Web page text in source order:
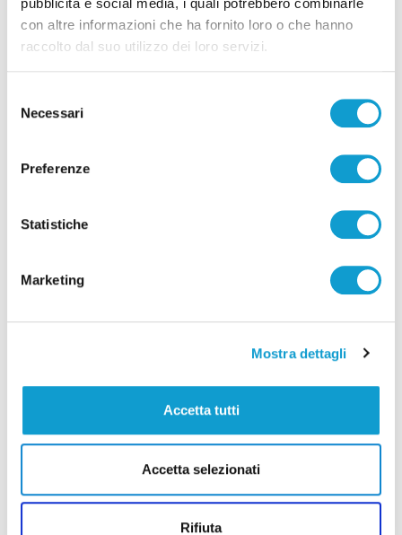
con altre informazioni che ha fornito loro o che hanno
raccolto dal suo utilizzo dei loro servizi.
delNecessari
Preferenze
Statistiche
Marketing
Mostra dettagli
Accetta tutti
Accetta selezionati
Rifiuta
arresta cinquantenne del Pescarese
06/03/2025
Pedopornografia on line, operazione
della polizia in Abruzzo e Marche:
arrestato un cinquantenne
di Sergio Cinquino